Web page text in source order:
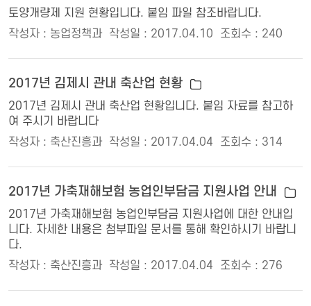
토양개량제 지원 현황입니다. 붙임 파일 참조바랍니다.
작성자 : 농업정책과
작성일 : 2017.04.10 조회수 : 240
2017년 김제시 관내 축산업 현황
2017년 김제시 관내 축산업 현황입니다. 붙임 자료를 참고하
여 주시기 바랍니다
작성자 : 축산진흥과
작성일 : 2017.04.04 조회수 : 314
2017년 가축재해보험 농업인부담금 지원사업 안내
2017년 가축재해보험 농업인부담금 지원사업에 대한 안내입
니다. 자세한 내용은 첨부파일 문서를 통해 확인하시기 바랍니
다.
작성자 : 축산진흥과
작성일 : 2017.04.04 조회수 : 276